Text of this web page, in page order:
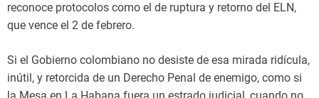
reconoce protocolos como el de ruptura y retorno del ELN,
que vence el 2 de febrero.
Si el Gobierno colombiano no desiste de esa mirada ridícula,
inútil, y retorcida de un Derecho Penal de enemigo, como si